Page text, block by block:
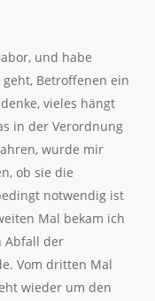
und habe
Betroffenen ein
vieles hängt
in der Verordnung
wurde mir
ob sie die
notwendig ist
Mal bekam ich
Abfall der
Vom dritten Mal
wieder um den